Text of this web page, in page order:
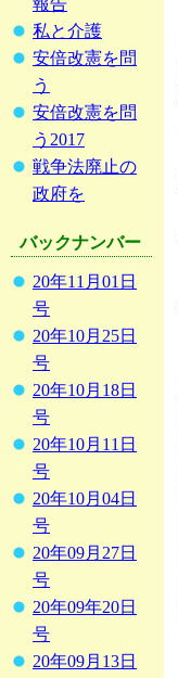
報告
私と介護
安倍改憲を問
う
安倍改憲を問
う2017
戦争法廃止の
政府を
バックナンバー
20年11月01日
号
20年10月25日
号
20年10月18日
号
20年10月11日
号
20年10月04日
号
20年09月27日
号
20年09年20日
号
20年09月13日